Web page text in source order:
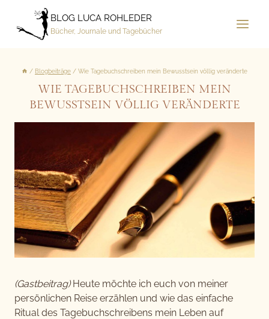
springen
BLOG LUCA ROHLEDER
Bücher, Journale und Tagebücher
/ Blogbeiträge / Wie Tagebuchschreiben mein Bewusstsein völlig veränderte
WIE TAGEBUCHSCHREIBEN MEIN
BEWUSSTSEIN VÖLLIG VERÄNDERTE
(Gastbeitrag)Heute möchte ich euch von meiner
persönlichen Reise erzählen und wie das einfache
Ritual des Tagebuchschreibens mein Leben auf